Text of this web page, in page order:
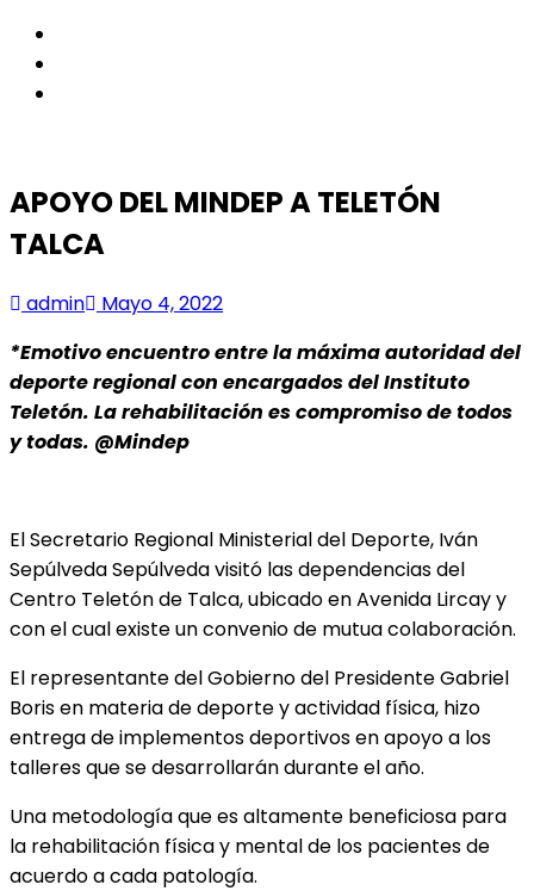
APOYO DEL MINDEP A TELETÓN
TALCA
admin
Mayo 4, 2022
*Emotivo encuentro entre la máxima autoridad del
deporte regional con encargados del Instituto
Teletón. La rehabilitación es compromiso de todos
y todas. @Mindep
El Secretario Regional Ministerial del Deporte, Iván
Sepúlveda Sepúlveda visitó las dependencias del
Centro Teletón de Talca, ubicado en Avenida Lircay y
con el cual existe un convenio de mutua colaboración.
El representante del Gobierno del Presidente Gabriel
Boris en materia de deporte y actividad física, hizo
entrega de implementos deportivos en apoyo a los
talleres que se desarrollarán durante el año.
Una metodología que es altamente beneficiosa para
la rehabilitación física y mental de los pacientes de
acuerdo a cada patología.